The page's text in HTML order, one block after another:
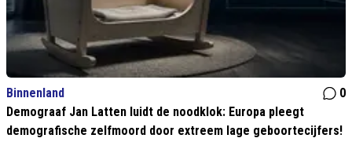
Binnenland
0
Demograaf Jan Latten luidt de noodklok: Europa pleegt
demografische zelfmoord door extreem lage geboortecijfers!